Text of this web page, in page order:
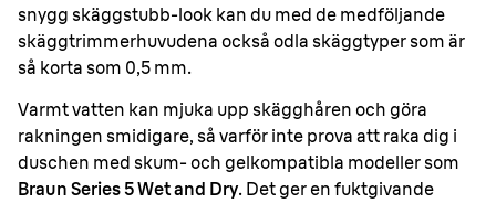
snygg skäggstubb-look kan du med de medföljande
skäggtrimmerhuvudena också odla skäggtyper som är
så korta som 0,5 mm.
Varmt vatten kan mjuka upp skägghåren och göra
rakningen smidigare, så varför inte prova att raka dig i
duschen med skum- och gelkompatibla modeller som
Braun Series 5 Wet and Dry. Det ger en fuktgivande